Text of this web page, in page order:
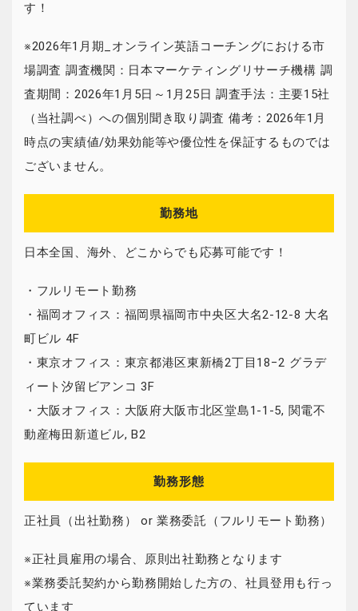
す！
※2026年1月期_オンライン英語コーチングにおける市
場調査 調査機関：日本マーケティングリサーチ機構 調
査期間：2026年1月5日～1月25日 調査手法：主要15社
（当社調べ）への個別聞き取り調査 備考：2026年1月
時点の実績値/効果効能等や優位性を保証するものでは
ございません。
勤務地
日本全国、海外、どこからでも応募可能です！
・フルリモート勤務
・福岡オフィス：福岡県福岡市中央区大名2-12-8 大名
町ビル 4F
・東京オフィス：東京都港区東新橋2丁目18−2 グラデ
ィート汐留ビアンコ 3F
・大阪オフィス：大阪府大阪市北区堂島1-1-5, 関電不
動産梅田新道ビル, B2
勤務形態
正社員（出社勤務） or 業務委託（フルリモート勤務）
※正社員雇用の場合、原則出社勤務となります
※業務委託契約から勤務開始した方の、社員登用も行っ
ています